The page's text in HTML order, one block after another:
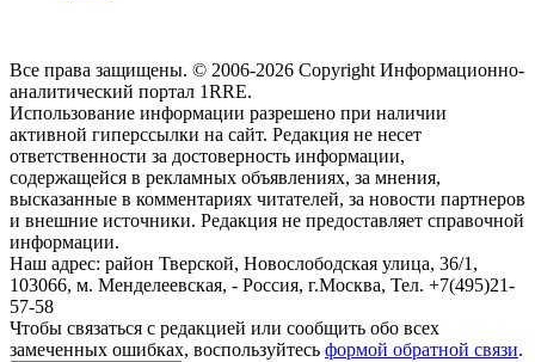
Все права защищены. © 2006-2026 Copyright Информационно-
аналитический портал 1RRE.
Использование информации разрешено при наличии
активной гиперссылки на сайт. Редакция не несет
ответственности за достоверность информации,
содержащейся в рекламных объявлениях, за мнения,
высказанные в комментариях читателей, за новости партнеров
и внешние источники. Редакция не предоставляет справочной
информации.
Наш адрес: район Тверской, Новослободская улица, 36/1 ,
103066, м. Менделеевская, - Россия, г.Москва, Тел. +7(495)21-
57-58
Чтобы связаться с редакцией или сообщить обо всех
замеченных ошибках, воспользуйтесь формой обратной связи.